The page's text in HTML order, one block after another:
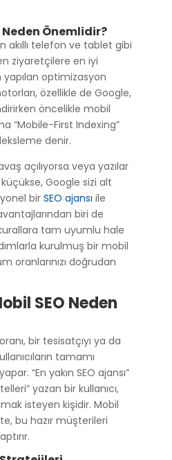
Neden Önemlidir?
akıllı telefon ve tablet gibi
ziyaretçilere en iyi
optimizasyon
özellikle de Google,
öncelikle mobil
“Mobile-First Indexing”
denir.
açılıyorsa veya yazılar
Google sizi alt
bir SEO ajansı ile
biri de
tam uyumlu hale
kurulmuş bir mobil
oranlarınızı doğrudan
SEO Neden
bir tesisatçıyı ya da
tamamı
“En yakın SEO ajansı”
yazan bir kullanıcı,
isteyen kişidir. Mobil
bu hazır müşterileri